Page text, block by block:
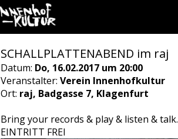
SCHALLPLATTENABEND im raj
Datum: Do, 16.02.2017 um 20:00
Veranstalter: Verein Innenhofkultur
Ort: raj, Badgasse 7, Klagenfurt
Bring your records & play & listen & talk.
EINTRITT FREI